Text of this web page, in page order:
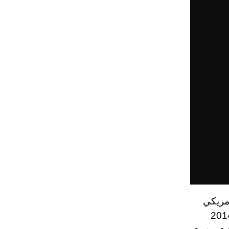
بمزرعته في ولاية مسيسيبي. شغف بدأ عام 2014